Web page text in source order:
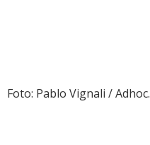
Foto: Pablo Vignali / Adhoc.